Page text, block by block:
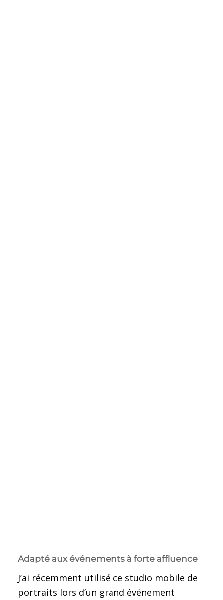
Adapté aux événements à forte affluence
J’ai récemment utilisé ce studio mobile de
portraits lors d’un grand événement